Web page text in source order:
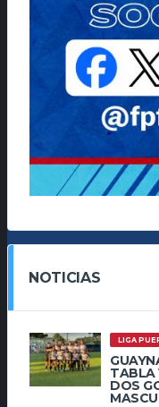
NOTICIAS
LIGA
TABLA
DOS